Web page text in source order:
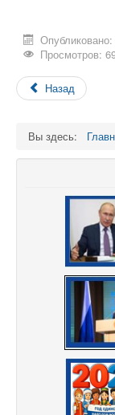
Просмотров:
Назад
Вы здесь: